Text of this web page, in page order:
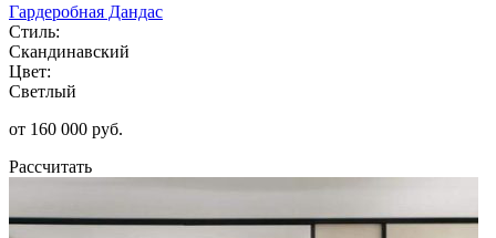
Гардеробная Дандас
Стиль:
Скандинавский
Цвет:
Светлый
от 160 000 руб.
Рассчитать